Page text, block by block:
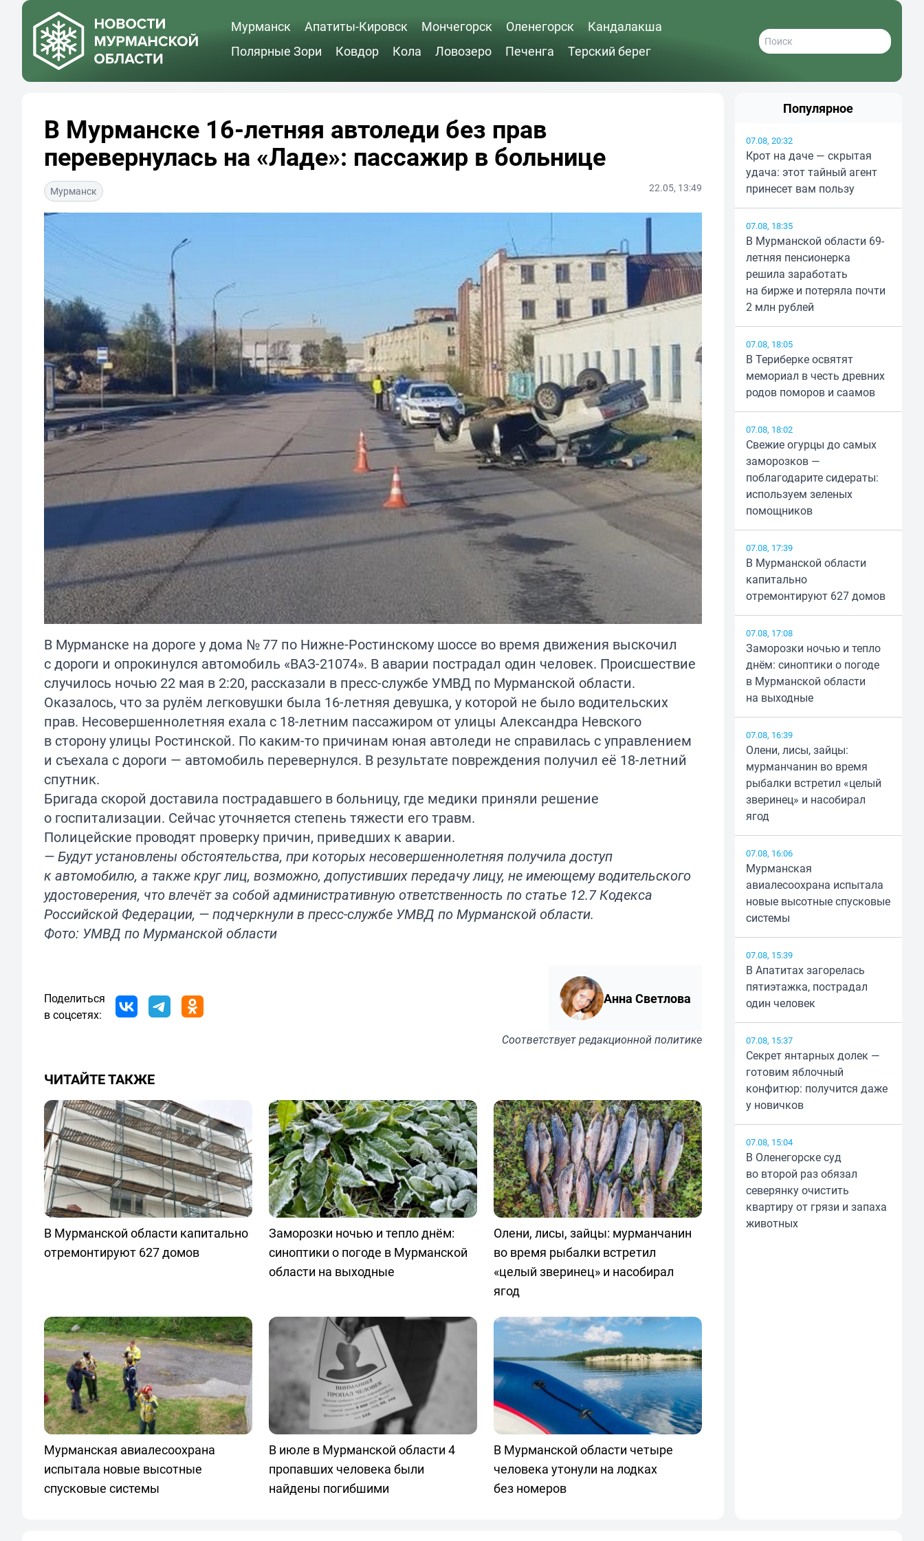
Мурманск Апатиты-Кировск Мончегорск Оленегорск
Кандалакша
Полярные Зори
Ковдор Кола Ловозеро Печенга Терский берег
В Мурманске 16-летняя автоледи без прав
перевернулась на «Ладе»: пассажир в больнице
Мурманск 22.05, 13:49
В Мурманске на дороге у дома № 77 по Нижне-Ростинскому шоссе во время движения выскочил
с дороги и опрокинулся автомобиль «ВАЗ-21074». В аварии пострадал один человек. Происшествие
случилось ночью 22 мая в 2:20, рассказали в пресс-службе УМВД по Мурманской области.
Оказалось, что за рулём легковушки была 16-летняя девушка, у которой не было водительских
прав. Несовершеннолетняя ехала с 18-летним пассажиром от улицы Александра Невского
в сторону улицы Ростинской. По каким-то причинам юная автоледи не справилась с управлением
и съехала с дороги — автомобиль перевернулся. В результате повреждения получил её 18-летний
спутник.
Бригада скорой доставила пострадавшего в больницу, где медики приняли решение
о госпитализации. Сейчас уточняется степень тяжести его травм.
Полицейские проводят проверку причин, приведших к аварии.
— Будут установлены обстоятельства, при которых несовершеннолетняя получила доступ
к автомобилю, а также круг лиц, возможно, допустивших передачу лицу, не имеющему водительского
удостоверения, что влечёт за собой административную ответственность по статье 12.7 Кодекса
Российской Федерации, — подчеркнули в пресс-службе УМВД по Мурманской области.
Фото: УМВД по Мурманской области
Поделиться
в соцсетях:
Анна Светлова
Соответствуетредакционной политике
ЧИТАЙТЕ ТАКЖЕ
В Мурманской области капитально
отремонтируют 627 домов
Заморозки ночью и тепло днём:
синоптики о погоде в Мурманской
области на выходные
Олени, лисы, зайцы: мурманчанин
во время рыбалки встретил
«целый зверинец» и насобирал
ягод
Мурманская авиалесоохрана
испытала новые высотные
спусковые системы
В июле в Мурманской области 4
пропавших человека были
найдены погибшими
В Мурманской области четыре
человека утонули на лодках
без номеров
Популярное
07.08, 20:32
Крот на даче — скрытая
удача: этот тайный агент
принесет вам пользу
07.08, 18:35
В Мурманской области 69-
летняя пенсионерка
решила заработать
на бирже и потеряла почти
2 млн рублей
07.08, 18:05
В Териберке освятят
мемориал в честь древних
родов поморов и саамов
07.08, 18:02
Свежие огурцы до самых
заморозков —
поблагодарите сидераты:
используем зеленых
помощников
07.08, 17:39
В Мурманской области
капитально
отремонтируют 627 домов
07.08, 17:08
Заморозки ночью и тепло
днём: синоптики о погоде
в Мурманской области
на выходные
07.08, 16:39
Олени, лисы, зайцы:
мурманчанин во время
рыбалки встретил «целый
зверинец» и насобирал
ягод
07.08, 16:06
Мурманская
авиалесоохрана испытала
новые высотные спусковые
системы
07.08, 15:39
В Апатитах загорелась
пятиэтажка, пострадал
один человек
07.08, 15:37
Секрет янтарных долек —
готовим яблочный
конфитюр: получится даже
у новичков
07.08, 15:04
В Оленегорске суд
во второй раз обязал
северянку очистить
квартиру от грязи и запаха
животных